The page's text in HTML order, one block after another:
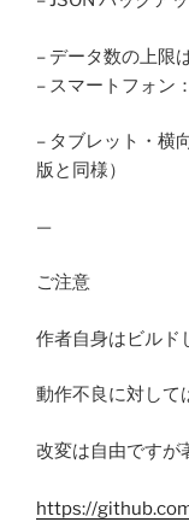
– データ数の上限
– スマートフォン
– タブレット・横
版と同様）
—
ご注意
作者自身はビルド
動作不良に対して
改変は自由ですが
https://